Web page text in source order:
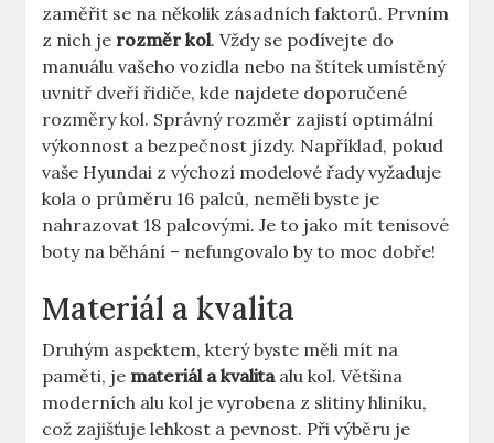
zaměřit se na několik zásadních faktorů. Prvním
z nich je rozměr kol. Vždy se podívejte do
manuálu vašeho vozidla nebo na štítek umístěný
uvnitř dveří řidiče, kde najdete doporučené
rozměry kol. Správný rozměr zajistí optimální
výkonnost a bezpečnost jízdy. Například, pokud
vaše Hyundai z výchozí modelové řady vyžaduje
kola o průměru 16 palců, neměli byste je
nahrazovat 18 palcovými. Je to jako mít tenisové
boty na běhání – nefungovalo by to moc dobře!
Materiál a kvalita
Druhým aspektem, který byste měli mít na
paměti, je materiál a kvalitaalu kol. Většina
moderních alu kol je vyrobena z slitiny hliníku,
což zajišťuje lehkost a pevnost. Při výběru je